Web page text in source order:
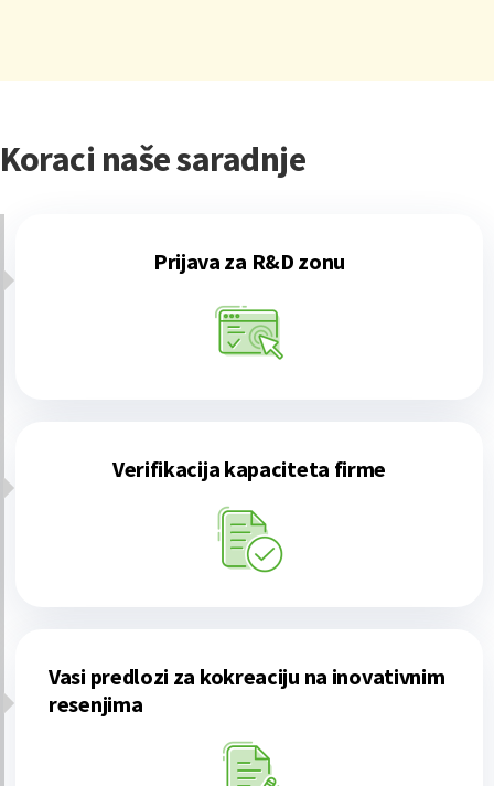
Koraci naše saradnje
Prijava za R&D zonu
Verifikacija kapaciteta firme
Vasi predlozi za kokreaciju na inovativnim
resenjima